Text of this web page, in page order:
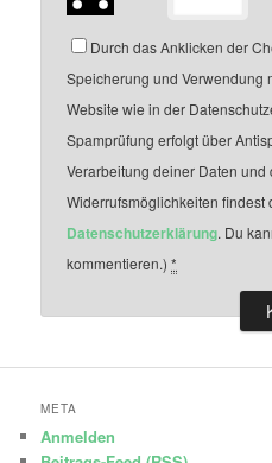
Durch das Anklicken der
Speicherung und Verwendung
Website wie in der
Spamprüfung erfolgt über
Verarbeitung deiner Daten und
Widerrufsmöglichkeiten findest
Datenschutzerklärung. Du
kommentieren.)*
META
Anmelden